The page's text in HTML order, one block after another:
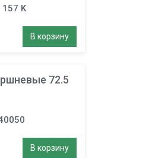
K
В корзину
72.5
В корзину